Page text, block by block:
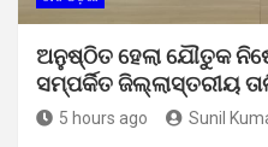
ଅନୁଷ୍ଠିତ ହେଲା ଯୌତୁକ
ସମ୍ପର୍କିତ ଜିଲ୍ଲାସ୍ତରୀୟ
5 hours ago Sunil